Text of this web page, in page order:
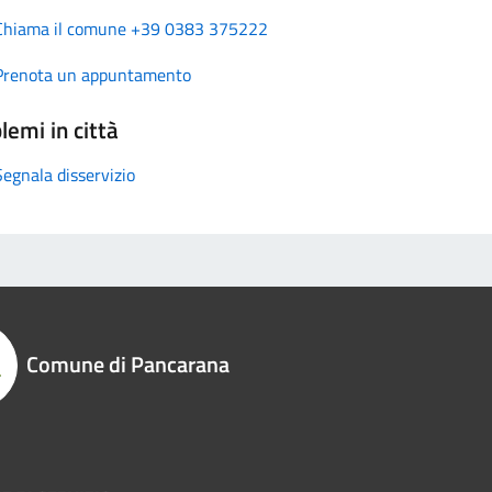
il comune +39 0383 375222
un appuntamento
in città
disservizio
Comune di Pancarana